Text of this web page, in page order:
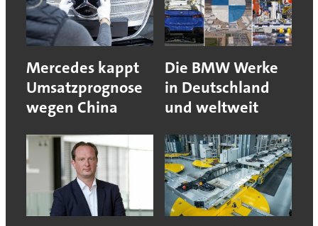
Mercedes kappt
Umsatzprognose
wegen China
Die BMW Werke
in Deutschland
und weltweit